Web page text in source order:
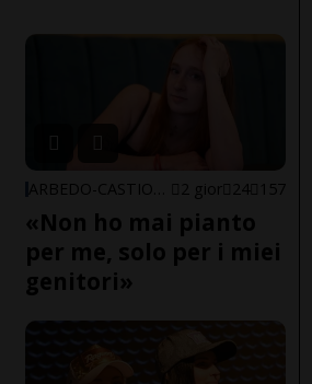
2 gior 24 157
«Non ho mai pianto
per me, solo per i miei
genitori»